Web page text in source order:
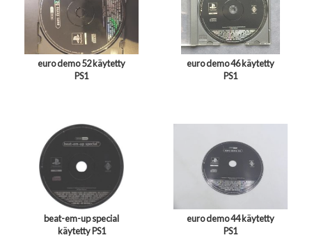
euro demo 52 käytetty
PS1
euro demo 46 käytetty
PS1
beat-em-up special
käytetty PS1
euro demo 44 käytetty
PS1